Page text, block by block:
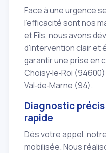
Face à une urgence
l'efficacité sont nos
et Fils, nous avons
d'intervention clair et
garantir une prise en
Choisy‑le‑Roi
Val‑de‑Marne (94).
Diagnostic
rapide
Dès votre appel,
mobilisée. Nous